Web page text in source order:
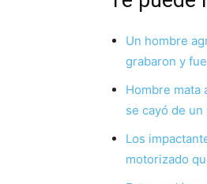
Un hombre
grabaron y
Hombre mata
se cayó de un
Los
motorizado